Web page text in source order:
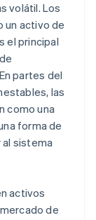
volátil. Los
un activo de
el principal
partes del
las
como una
forma de
al sistema
activos
de